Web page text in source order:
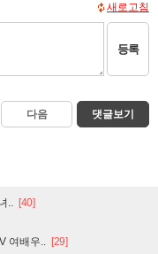
새로고침
등록
다음 댓글보기
.. [40]
여배우.. [29]